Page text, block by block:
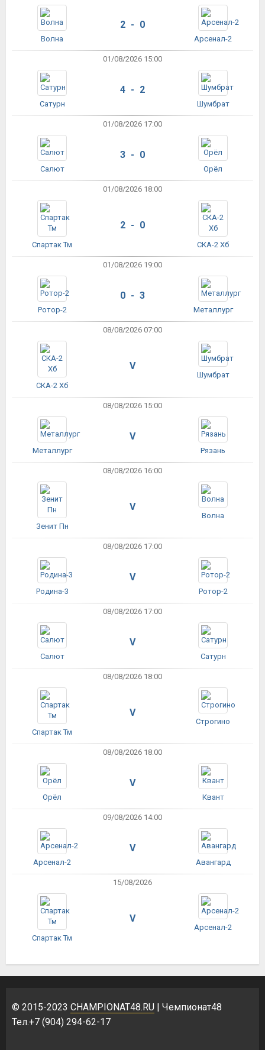
Волна
2 - 0
Арсенал-2
01/08/2026 15:00
Сатурн
4 - 2
Шумбрат
01/08/2026 17:00
Салют
3 - 0
Орёл
01/08/2026 18:00
Спартак Тм
2 - 0
СКА-2 Хб
01/08/2026 19:00
Ротор-2
0 - 3
Металлург
08/08/2026 07:00
СКА-2 Хб
V
Шумбрат
08/08/2026 15:00
Металлург
V
Рязань
08/08/2026 16:00
Зенит Пн
V
Волна
08/08/2026 17:00
Родина-3
V
Ротор-2
08/08/2026 17:00
Салют
V
Сатурн
08/08/2026 18:00
Спартак Тм
V
Строгино
08/08/2026 18:00
Орёл
V
Квант
09/08/2026 14:00
Арсенал-2
V
Авангард
15/08/2026
Спартак Тм
V
Арсенал-2
© 2015-2023 CHAMPIONAT48.RU | Чемпионат48
Тел.+7 (904) 294-62-17